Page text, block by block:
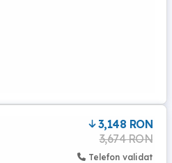
3,148 RON
3,674 RON
Telefon validat